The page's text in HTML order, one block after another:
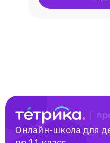
Онлайн-школа для